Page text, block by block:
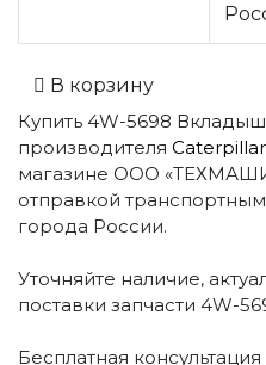
В корзину
Купить 4W-5698
производителя Caterpillar
магазине ООО
отправкой
города России.
Уточняйте наличие,
поставки запчасти 4W-
Бесплатная